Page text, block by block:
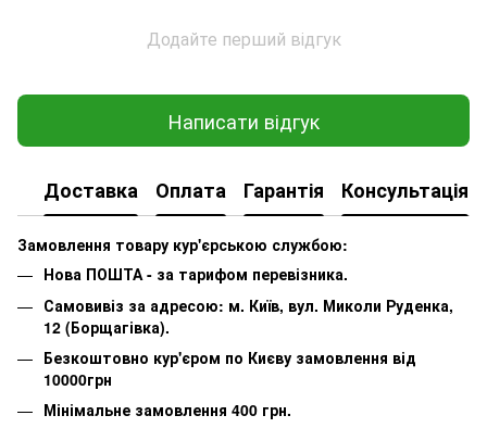
Додайте перший відгук
Написати відгук
Доставка Оплата Гарантія Консультація
Замовлення товару кур'єрською службою:
Нова ПОШТА - за тарифом перевізника.
Самовивіз за адресою: м. Київ, вул. Миколи Руденка,
12 (Борщагівка).
Безкоштовно кур'єром по Києву замовлення від
10000грн
Мінімальне замовлення 400 грн.